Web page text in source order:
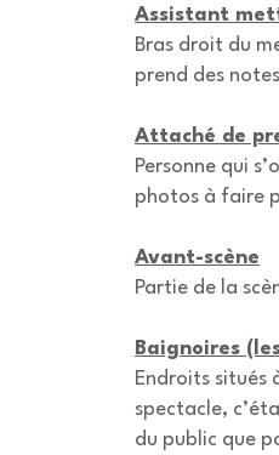
Assistant
Bras droit du
prend des
Attaché de
Personne qui
photos à faire
Avant-scène
Partie de la
Baignoires
Endroits situés
spectacle,
du public que